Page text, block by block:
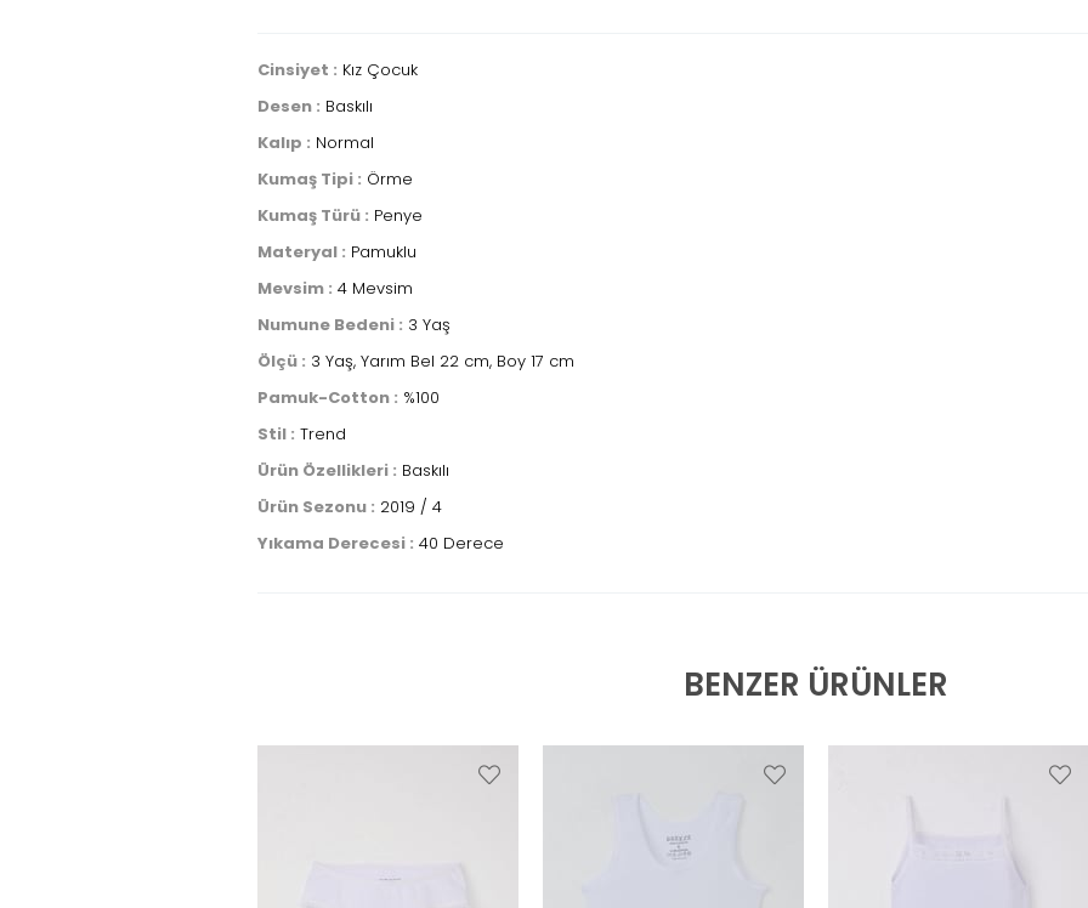
Cinsiyet : Kız Çocuk
Desen : Baskılı
Kalıp : Normal
Kumaş Tipi : Örme
Kumaş Türü : Penye
Materyal : Pamuklu
Mevsim : 4 Mevsim
Numune Bedeni : 3 Yaş
Ölçü : 3 Yaş, Yarım Bel 22 cm, Boy 17 cm
Pamuk-Cotton : %100
Stil : Trend
Ürün Özellikleri : Baskılı
Ürün Sezonu : 2019 / 4
Yıkama Derecesi : 40 Derece
BENZER ÜRÜNLER